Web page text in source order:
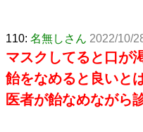
110: 名無しさん 2022/10/
マスクしてると口が
飴をなめると良いと
医者が飴なめながら